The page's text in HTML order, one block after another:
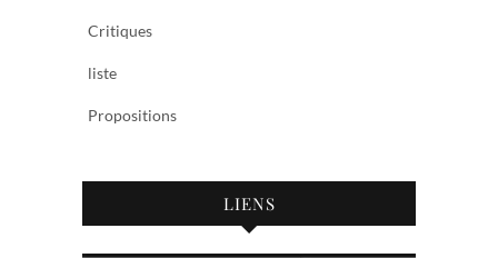
Critiques
liste
Propositions
LIENS